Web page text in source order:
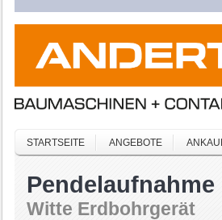
STARTSEITE ANGEBOTE
Pendelaufnahme
Witte Erdbohrgerät